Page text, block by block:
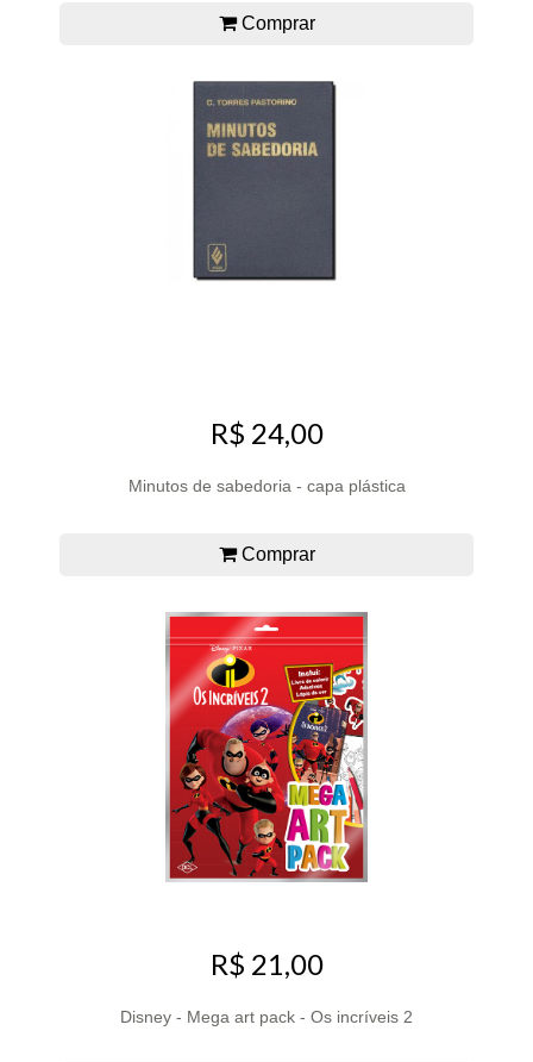
Comprar
R$ 24,00
Minutos de sabedoria - capa plástica
Comprar
R$ 21,00
Disney - Mega art pack - Os incríveis 2